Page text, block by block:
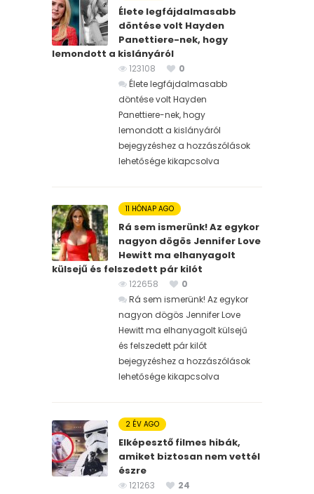
Élete legfájdalmasabb
döntése volt Hayden
Panettiere-nek, hogy
lemondott a kislányáról
123108
0
Élete legfájdalmasabb
döntése volt Hayden
Panettiere-nek, hogy
lemondott a kislányáról
bejegyzéshez a hozzászólások
lehetősége kikapcsolva
11 HÓNAP AGO
Rá sem ismerünk! Az egykor
nagyon dögös Jennifer Love
Hewitt ma elhanyagolt
külsejű és felszedett pár kilót
122658
0
Rá sem ismerünk! Az egykor
nagyon dögös Jennifer Love
Hewitt ma elhanyagolt külsejű
és felszedett pár kilót
bejegyzéshez a hozzászólások
lehetősége kikapcsolva
2 ÉV AGO
Elképesztő filmes hibák,
amiket biztosan nem vettél
észre
121263
24